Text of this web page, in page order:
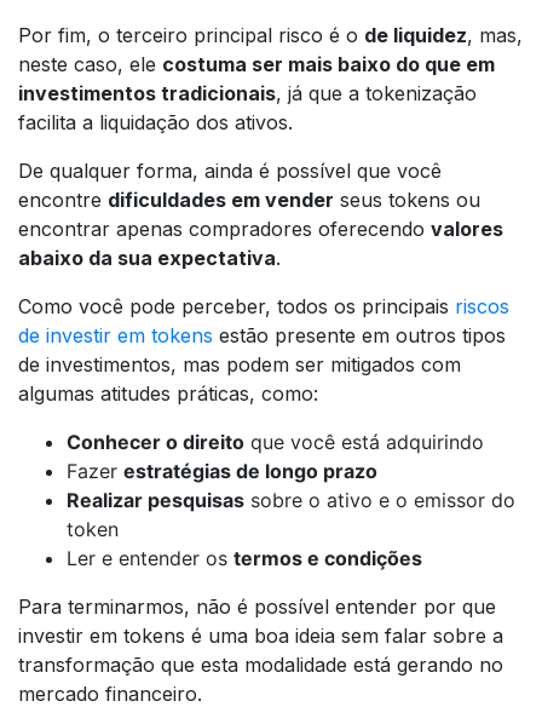
Por fim, o terceiro principal risco é o de liquidez, mas,
neste caso, ele costuma ser mais baixo do que em
investimentos tradicionais, já que a tokenização
facilita a liquidação dos ativos.
De qualquer forma, ainda é possível que você
encontre dificuldades em vender seus tokens ou
encontrar apenas compradores oferecendo valores
abaixo da sua expectativa.
Como você pode perceber, todos os principais riscos
de investir em tokens estão presente em outros tipos
de investimentos, mas podem ser mitigados com
algumas atitudes práticas, como:
Conhecer o direito que você está adquirindo
Fazer estratégias de longo prazo
Realizar pesquisas sobre o ativo e o emissor do
token
Ler e entender os termos e condições
Para terminarmos, não é possível entender por que
investir em tokens é uma boa ideia sem falar sobre a
transformação que esta modalidade está gerando no
mercado financeiro.